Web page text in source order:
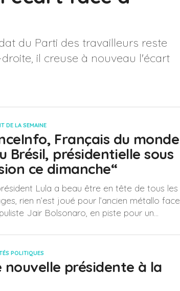
du Parti des travailleurs reste
il creuse à nouveau l'écart
DE LA SEMAINE
Français du monde
Brésil, présidentielle sous
ce dimanche“
Lula a beau être en tête de tous les
rien n’est joué pour l’ancien métallo face
Jair Bolsonaro, en piste pour un...
POLITIQUES
nouvelle présidente à la